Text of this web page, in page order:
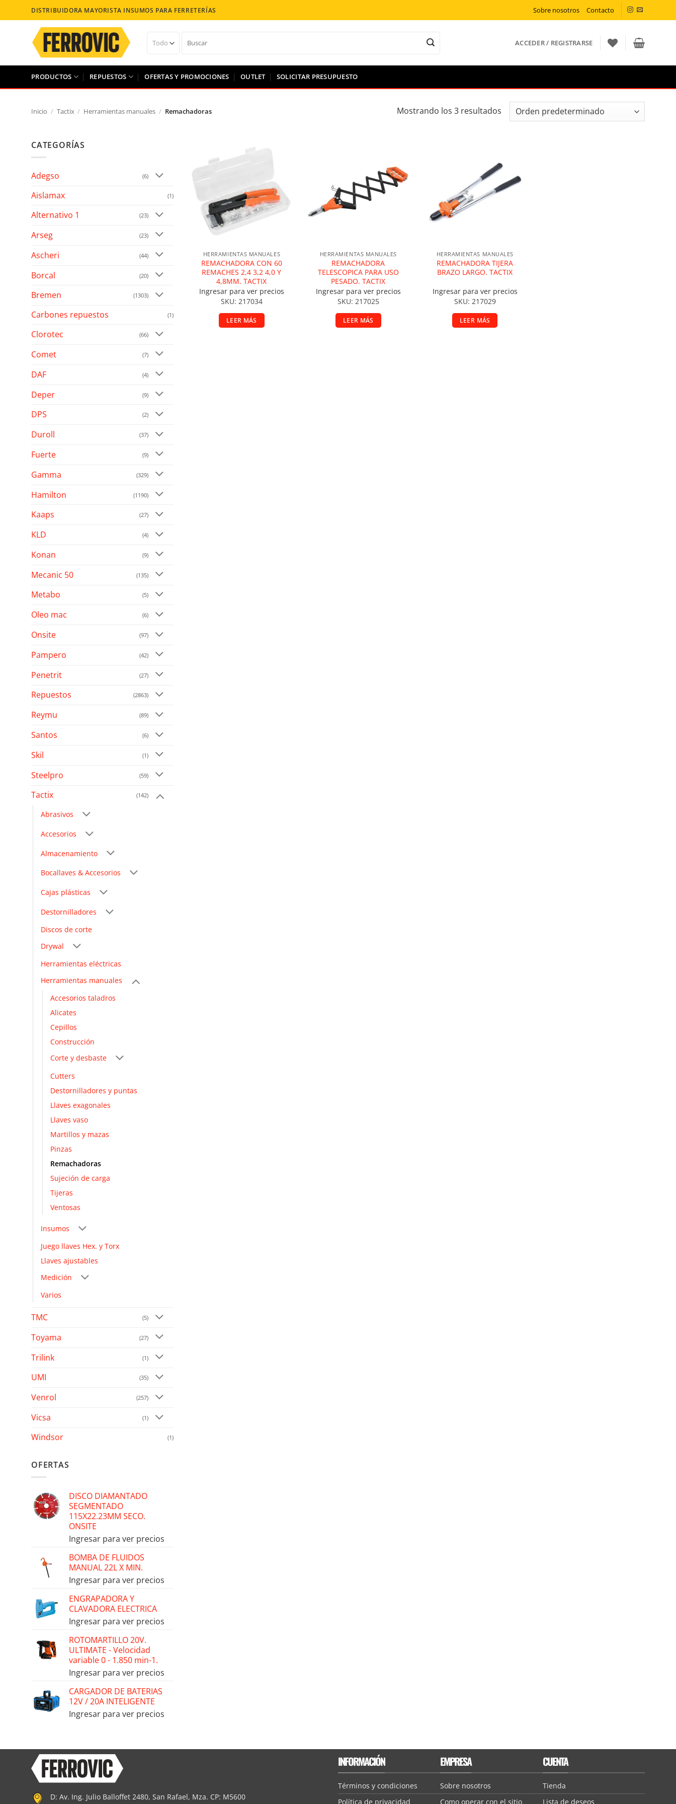
al
contenido
DISTRIBUIDORA MAYORISTA INSUMOS PARA FERRETERÍAS Sobre nosotros Contacto
por:
ACCEDER / REGISTRARSE
PRODUCTOS REPUESTOS OFERTAS Y PROMOCIONES OUTLET SOLICITAR PRESUPUESTO
Inicio / Tactix / Herramientas manuales / Remachadoras Mostrando los 3 resultados
CATEGORÍAS
Adegso (6)
Aislamax (1)
Alternativo 1 (23)
Arseg (23)
Ascheri (44)
Borcal (20)
Bremen (1303)
Carbones repuestos (1)
Clorotec (66)
Comet (7)
DAF (4)
Deper (9)
DPS (2)
Duroll (37)
Fuerte (9)
Gamma (329)
Hamilton (1190)
Kaaps (27)
KLD (4)
Konan (9)
Mecanic 50 (135)
Metabo (5)
Oleo mac (6)
Onsite (97)
Pampero (42)
Penetrit (27)
Repuestos (2863)
Reymu (89)
Santos (6)
Skil (1)
Steelpro (59)
Tactix (142)
Abrasivos
Accesorios
Almacenamiento
Bocallaves & Accesorios
Cajas plásticas
Destornilladores
Discos de corte
Drywal
Herramientas eléctricas
Herramientas manuales
Accesorios taladros
Alicates
Cepillos
Construcción
Corte y desbaste
Cutters
Destornilladores y puntas
Llaves exagonales
Llaves vaso
Martillos y mazas
Pinzas
Remachadoras
Sujeción de carga
Tijeras
Ventosas
Insumos
Juego llaves Hex. y Torx
Llaves ajustables
Medición
Varios
TMC (5)
Toyama (27)
Trilink (1)
UMI (35)
Venrol (257)
Vicsa (1)
Windsor (1)
OFERTAS
DISCO DIAMANTADO
SEGMENTADO
115X22.23MM SECO.
ONSITE
Ingresar para ver precios
BOMBA DE FLUIDOS
MANUAL 22L X MIN.
Ingresar para ver precios
ENGRAPADORA Y
CLAVADORA ELECTRICA
Ingresar para ver precios
ROTOMARTILLO 20V.
ULTIMATE - Velocidad
variable 0 - 1.850 min-1.
Ingresar para ver precios
CARGADOR DE BATERIAS
12V / 20A INTELIGENTE
Ingresar para ver precios
HERRAMIENTAS MANUALES
REMACHADORA CON 60
REMACHES 2,4 3,2 4,0 Y
4,8MM. TACTIX
Ingresar para ver precios
SKU: 217034
LEER MÁS
Añadir a la lista de deseos
HERRAMIENTAS MANUALES
REMACHADORA
TELESCOPICA PARA USO
PESADO. TACTIX
Ingresar para ver precios
SKU: 217025
LEER MÁS
Añadir a la lista de deseos
HERRAMIENTAS MANUALES
REMACHADORA TIJERA
BRAZO LARGO. TACTIX
Ingresar para ver precios
SKU: 217029
LEER MÁS
D: Av. Ing. Julio Balloffet 2480, San Rafael, Mza. CP: M5600
INFORMACIÓN
Términos y condiciones
Política de privacidad
EMPRESA
Sobre nosotros
Como operar con el sitio
CUENTA
Tienda
Lista de deseos